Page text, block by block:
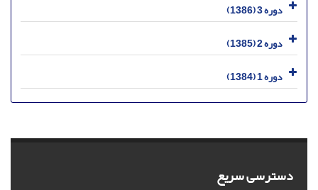
دوره 3 (1386)
دوره 2 (1385)
دوره 1 (1384)
دسترسی سریع